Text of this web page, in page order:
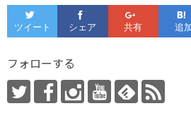
フォローする